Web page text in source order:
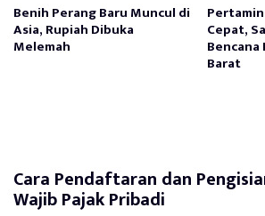
Benih Perang Baru Muncul di
Asia, Rupiah Dibuka
Melemah
Cepat,
Barat
Cara Pendaftaran dan
Wajib Pajak Pribadi